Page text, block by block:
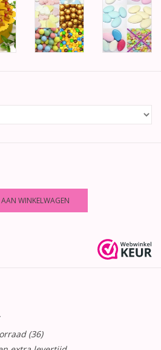
WINKELWAGEN
(36)